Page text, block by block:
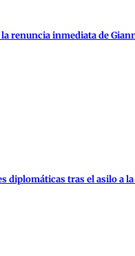
la renuncia inmediata de
diplomáticas tras el asilo a